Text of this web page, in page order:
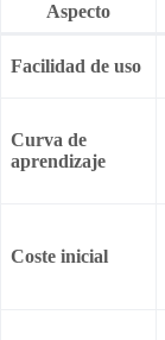
Aspecto
Facilidad de uso
Curva de
aprendizaje
Coste inicial